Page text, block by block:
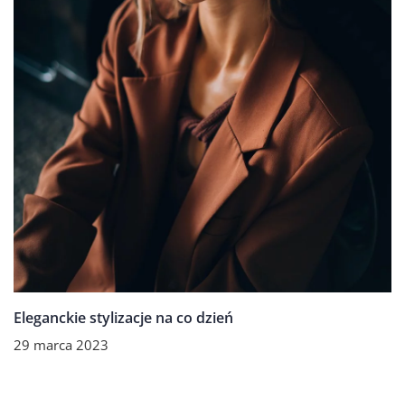
Eleganckie stylizacje na co dzień
29 marca 2023